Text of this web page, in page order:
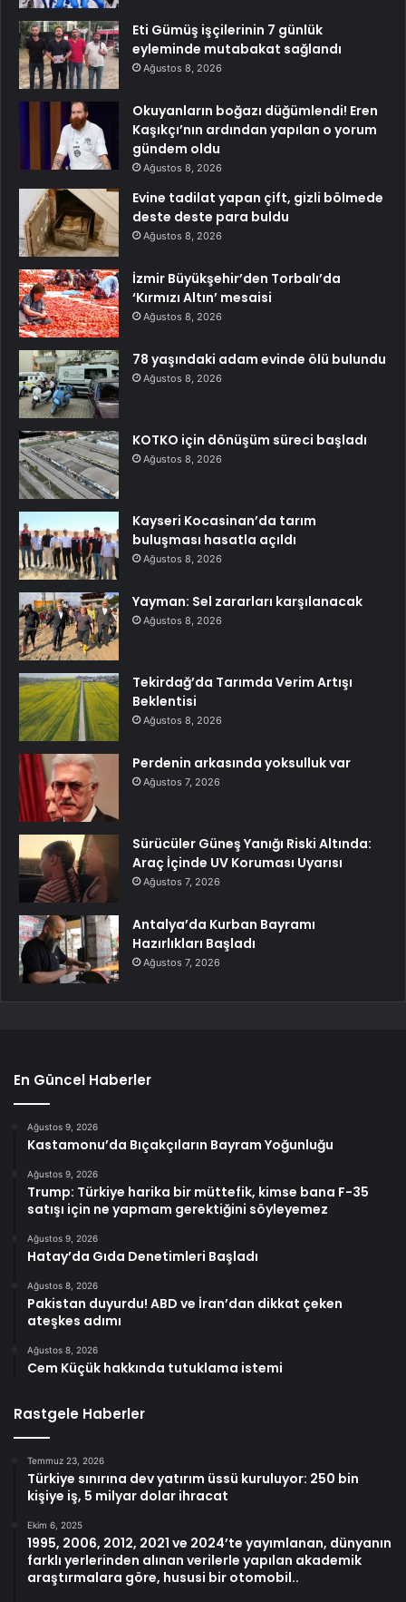
Eti Gümüş işçilerinin 7 günlük
eyleminde mutabakat sağlandı
Ağustos 8, 2026
Okuyanların boğazı düğümlendi! Eren
Kaşıkçı’nın ardından yapılan o yorum
gündem oldu
Ağustos 8, 2026
Evine tadilat yapan çift, gizli bölmede
deste deste para buldu
Ağustos 8, 2026
İzmir Büyükşehir’den Torbalı’da
‘Kırmızı Altın’ mesaisi
Ağustos 8, 2026
78 yaşındaki adam evinde ölü bulundu
Ağustos 8, 2026
KOTKO için dönüşüm süreci başladı
Ağustos 8, 2026
Kayseri Kocasinan’da tarım
buluşması hasatla açıldı
Ağustos 8, 2026
Yayman: Sel zararları karşılanacak
Ağustos 8, 2026
Tekirdağ’da Tarımda Verim Artışı
Beklentisi
Ağustos 8, 2026
Perdenin arkasında yoksulluk var
Ağustos 7, 2026
Sürücüler Güneş Yanığı Riski Altında:
Araç İçinde UV Koruması Uyarısı
Ağustos 7, 2026
Antalya’da Kurban Bayramı
Hazırlıkları Başladı
Ağustos 7, 2026
En Güncel Haberler
Ağustos 9, 2026
Kastamonu’da Bıçakçıların Bayram Yoğunluğu
Ağustos 9, 2026
Trump: Türkiye harika bir müttefik, kimse bana F-35
satışı için ne yapmam gerektiğini söyleyemez
Ağustos 9, 2026
Hatay’da Gıda Denetimleri Başladı
Ağustos 8, 2026
Pakistan duyurdu! ABD ve İran’dan dikkat çeken
ateşkes adımı
Ağustos 8, 2026
Cem Küçük hakkında tutuklama istemi
Rastgele Haberler
Temmuz 23, 2026
Türkiye sınırına dev yatırım üssü kuruluyor: 250 bin
kişiye iş, 5 milyar dolar ihracat
Ekim 6, 2025
1995, 2006, 2012, 2021 ve 2024’te yayımlanan, dünyanın
farklı yerlerinden alınan verilerle yapılan akademik
araştırmalara göre, hususi bir otomobil..